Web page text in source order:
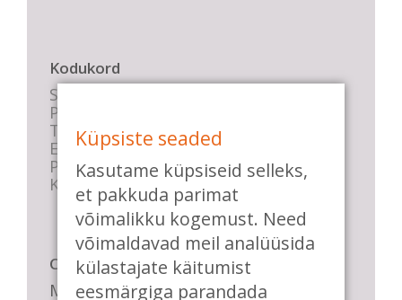
Kodukord
Stuudio sisekord
Privaatsustingimused
Tasemete kirjeldused
E-poe tingimused
Parkimise info
KKK
Casa de Baile
Me pühendume lõbusale olemisele,
Küpsiste seaded
Kasutame küpsiseid selleks,
et pakkuda parimat
võimalikku kogemust. Need
võimaldavad meil analüüsida
külastajate käitumist
eesmärgiga parandada